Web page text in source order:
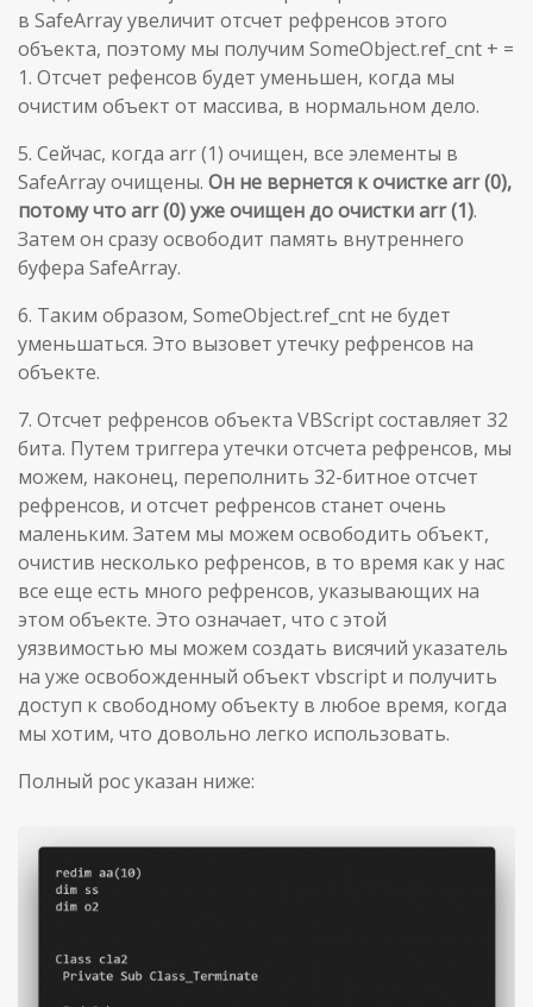
в SafeArray увеличит отсчет рефренсов этого
объекта, поэтому мы получим SomeObject.ref_cnt + =
1. Отсчет рефенсов будет уменьшен, когда мы
очистим объект от массива, в нормальном дело.
5. Сейчас, когда arr (1) очищен, все элементы в
SafeArray очищены. Он не вернется к очистке arr (0),
потому что arr (0) уже очищен до очистки arr (1).
Затем он сразу освободит память внутреннего
буфера SafeArray.
6. Таким образом, SomeObject.ref_cnt не будет
уменьшаться. Это вызовет утечку рефренсов на
объекте.
7. Отсчет рефренсов объекта VBScript составляет 32
бита. Путем триггера утечки отсчета рефренсов, мы
можем, наконец, переполнить 32-битное отсчет
рефренсов, и отсчет рефренсов станет очень
маленьким. Затем мы можем освободить объект,
очистив несколько рефренсов, в то время как у нас
все еще есть много рефренсов, указывающих на
этом объекте. Это означает, что с этой
уязвимостью мы можем создать висячий указатель
на уже освобожденный объект vbscript и получить
доступ к свободному объекту в любое время, когда
мы хотим, что довольно легко использовать.
Полный poc указан ниже: